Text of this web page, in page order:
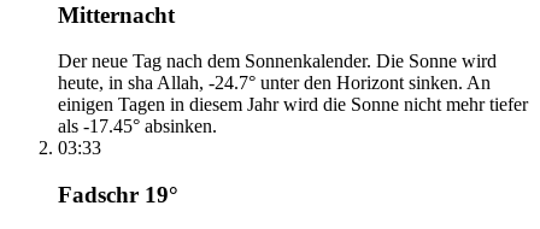
Mitternacht
Der neue Tag nach dem Sonnenkalender. Die Sonne wird
heute, in sha Allah, -24.7° unter den Horizont sinken. An
einigen Tagen in diesem Jahr wird die Sonne nicht mehr tiefer
als -17.45° absinken.
03:33
Fadschr 19°